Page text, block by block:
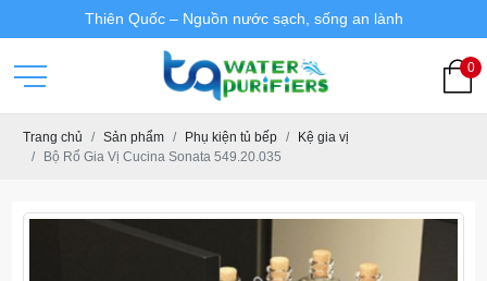
Thiên Quốc – Nguồn nước sạch, sống an lành
0
Trang chủ Sản phẩm Phụ kiện tủ bếp
Kệ gia vị
Bộ Rổ Gia Vị Cucina Sonata 549.20.035